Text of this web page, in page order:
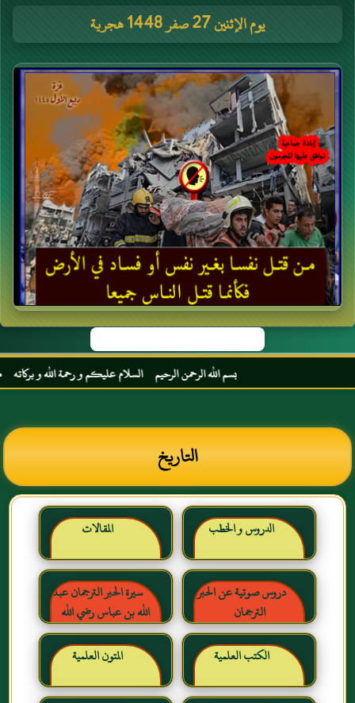
يوم الإثنين 27 صفر 1448 هجرية
بسم الله الرحمن الرحيم السلام عليكم و رحمة الله و بركاته
التاريخ
الدروس و الخطب المقالات
دروس صوتية عن الحبر
الترجمان
سيرة الحبر الترجمان عبد
الله بن عباس رضي الله
عنهما
الكتب العلمية
المتون العلمية